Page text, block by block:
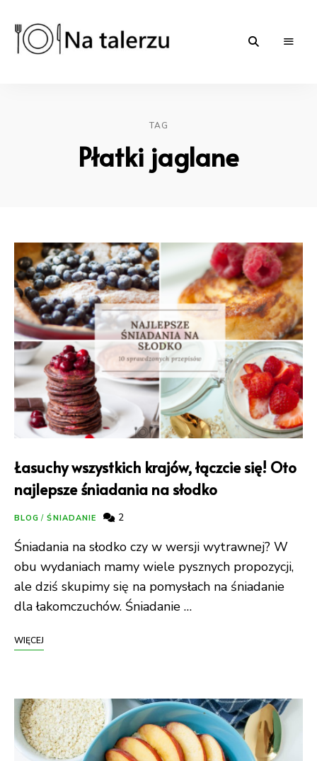
TAG
Płatki jaglane
Łasuchy wszystkich krajów, łączcie się! Oto
najlepsze śniadania na słodko
BLOG / ŚNIADANIE 2
Śniadania na słodko czy w wersji wytrawnej? W
obu wydaniach mamy wiele pysznych propozycji,
ale dziś skupimy się na pomysłach na śniadanie
dla łakomczuchów. Śniadanie …
WIĘCEJ